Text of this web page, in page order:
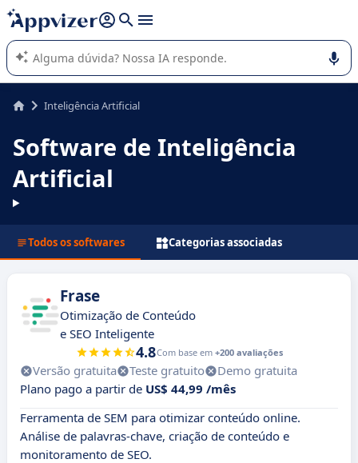
de nossa IA (várias linhas com
A IA do Appvizer o orienta no uso ou na seleção de software
SaaS para sua empresa.
Inteligência Artificial
Software de Inteligência
Artificial
Todos os softwares Categorias associadas
Frase
Otimização de Conteúdo
e SEO Inteligente
4.8Com base em +200 avaliações
Versão gratuita Teste gratuito
Demo gratuita
Plano pago a partir de US$ 44,99 /mês
Ferramenta de SEM para otimizar conteúdo online.
Análise de palavras-chave, criação de conteúdo e
monitoramento de SEO.